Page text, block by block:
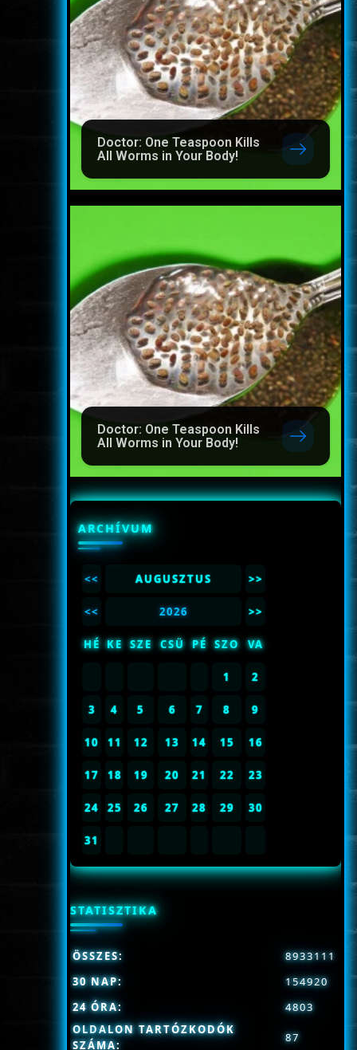
Doctor: One Teaspoon Kills
All Worms in Your Body!
Doctor: One Teaspoon Kills
All Worms in Your Body!
ARCHÍVUM
<< AUGUSZTUS >>
<< 2026 >>
HÉ KE SZE CSÜ PÉ SZO VA
1 2
3 4 5 6 7 8 9
10 11 12 13 14 15 16
17 18 19 20 21 22 23
24 25 26 27 28 29 30
31
STATISZTIKA
OLDALON TARTÓZKODÓK
SZÁMA:
87
ÖSSZES:
8933111
30 NAP:
154920
24 ÓRA:
4803